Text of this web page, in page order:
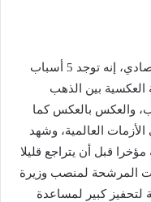
قال أبوبكر الديب: الخبير في الشأن الاقتصادي، إنه توجد 5 أسباب
العكسية بين الذهب
والعكس بالعكس كما
العالمية، وشهد
قبل أن يتراجع قليلا
المرشحة لمنصب وزيرة
لتحفيز كبير لمساعدة